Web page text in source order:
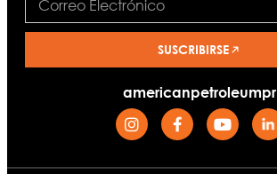
SUSCRIBIRSE
americanpetroleumpr